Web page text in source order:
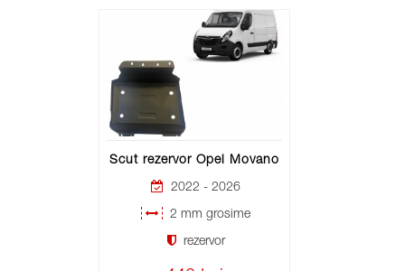
Scut rezervor Opel Movano
2022 - 2026
2 mm grosime
rezervor